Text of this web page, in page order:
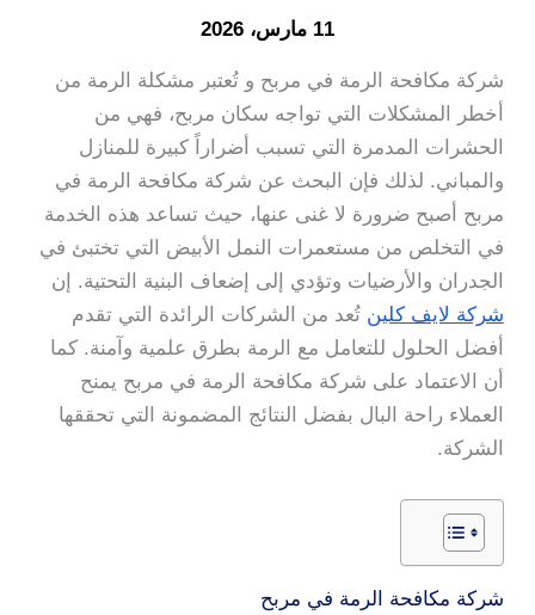
11 مارس، 2026
شركة مكافحة الرمة في مربح و تُعتبر مشكلة الرمة من
أخطر المشكلات التي تواجه سكان مربح، فهي من
الحشرات المدمرة التي تسبب أضراراً كبيرة للمنازل
والمباني. لذلك فإن البحث عن شركة مكافحة الرمة في
مربح أصبح ضرورة لا غنى عنها، حيث تساعد هذه الخدمة
في التخلص من مستعمرات النمل الأبيض التي تختبئ في
الجدران والأرضيات وتؤدي إلى إضعاف البنية التحتية. إن
شركة لايف كلين تُعد من الشركات الرائدة التي تقدم
أفضل الحلول للتعامل مع الرمة بطرق علمية وآمنة. كما
أن الاعتماد على شركة مكافحة الرمة في مربح يمنح
العملاء راحة البال بفضل النتائج المضمونة التي تحققها
الشركة.
شركة مكافحة الرمة في مربح